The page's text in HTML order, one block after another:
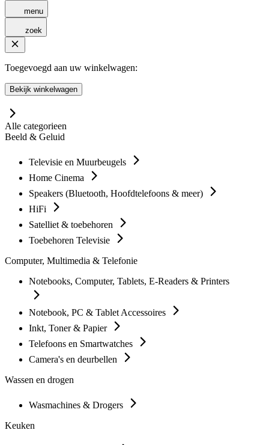
menu
zoek
Toegevoegd aan uw winkelwagen:
Bekijk winkelwagen
Alle categorieen
Beeld & Geluid
Televisie en Muurbeugels
Home Cinema
Speakers (Bluetooth, Hoofdtelefoons & meer)
HiFi
Satelliet & toebehoren
Toebehoren Televisie
Computer, Multimedia & Telefonie
Notebooks, Computer, Tablets, E-Readers & Printers
Notebook, PC & Tablet Accessoires
Inkt, Toner & Papier
Telefoons en Smartwatches
Camera's en deurbellen
Wassen en drogen
Wasmachines & Drogers
Keuken